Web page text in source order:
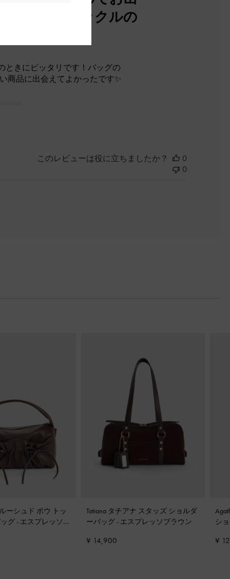
ォルムとバックルの
ときにピッタリです！バッグの
商品に出会えてよかったです✨
このレビューは役に立ちましたか？
0
0
ーシュド ボウ トッ
グ - エスプレッソブ
Tatiana タチアナ スタッズ ショルダ
ーバッグ - エスプレッソブラウン
¥ 14,900
シ
¥